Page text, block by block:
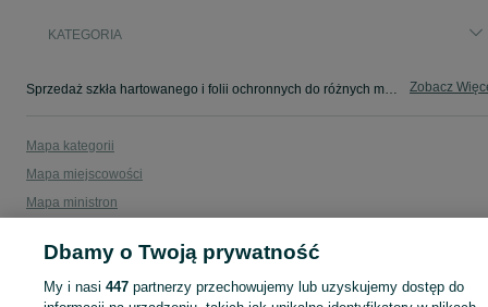
KATEGORIA
Sprzedaż szkła hartowanego i folii ochronnych do różnych modeli Lubin ▶️ szeroki wybór w najlepszych cenach ✌ Kupuj i sprzedawaj na OLX.pl! Zobacz
Mapa kategorii
Mapa miejscowości
Mapa ministron
Dbamy o Twoją prywatność
My i nasi447 partnerzy przechowujemy lub uzyskujemy dostęp do